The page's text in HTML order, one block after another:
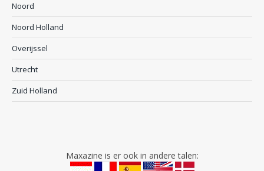
Noord
Noord Holland
Overijssel
Utrecht
Zuid Holland
Maxazine is er ook in andere talen: